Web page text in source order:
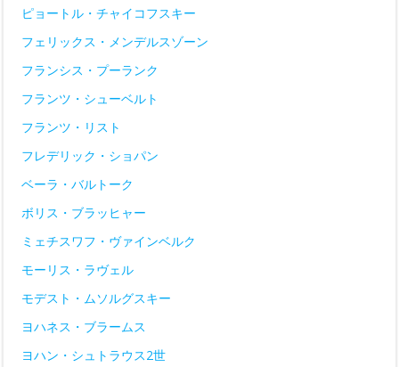
ピョートル・チャイコフスキー
フェリックス・メンデルスゾーン
フランシス・プーランク
フランツ・シューベルト
フランツ・リスト
フレデリック・ショパン
ベーラ・バルトーク
ボリス・ブラッヒャー
ミェチスワフ・ヴァインベルク
モーリス・ラヴェル
モデスト・ムソルグスキー
ヨハネス・ブラームス
ヨハン・シュトラウス2世